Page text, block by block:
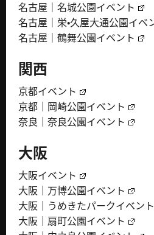
名古屋｜名城公園イベント
名古屋｜栄・久屋大通公園イベ
名古屋｜鶴舞公園イベント
関西
京都イベント
京都｜岡崎公園イベント
奈良｜奈良公園イベント
大阪
大阪イベント
大阪｜万博公園イベント
大阪｜うめきたパークイベント
大阪｜扇町公園イベント